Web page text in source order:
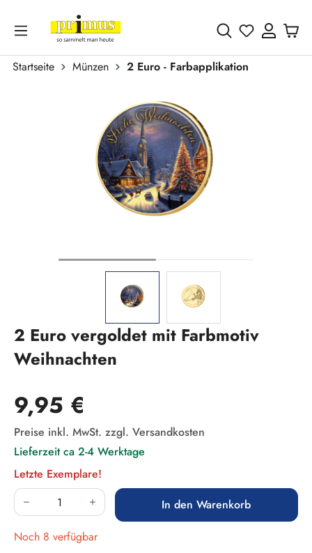
Zum Hauptinhalt springen
Du hast 0
Startseite Münzen
2 Euro - Farbapplikation
2 Euro vergoldet mit Farbmotiv
Weihnachten
Regulärer Preis:
9,95 €
Preise inkl. MwSt. zzgl. Versandkosten
Lieferzeit ca 2-4 Werktage
Letzte Exemplare!
Produkt Anzahl: Gib den gewünschten Wert
In den Warenkorb
Noch 8 verfügbar